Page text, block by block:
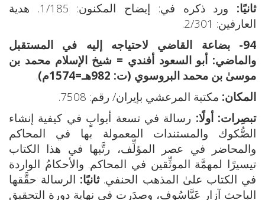
ثانيًا:
ورد ذكره في: إيضاح المكنون: 1/185. هدية
العارفين: 2/301.
94- بضاعة القاضي لاحتياجه إليه في المستقبل
والماضي: أبو السعود أفندي = شيخ الإسلام محمد بن
موسىٰ بن محمد البروسوي (ت: 982هـ=1574م)
.
المكان: مكتبة المرعشي بإيران/ رقم: 7508.
تبصِرات: أولًا: رسالة في تسعة أبوابٍ في كيفية إنشاء
الصُّكوك والمستندات المعمولة بها في المحاكم
والمحاضر في عصر المؤلِّف، رتَّبها في هذا الكتاب
تيسيرًا لمهمَّة الموثِّقين في المحاكم. والأحكامُ الواردة
في الكتاب علىٰ المذهب الحنفي.ثانيًا: الرسالة حقَّقها
الباحث آزار عَبَّاسُوف، وصدَرت في نهاية دورة التحقيق